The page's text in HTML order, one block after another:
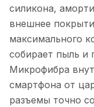
силикона,
внешнее
максимального
собирает пыль и
Микрофибра
смартфона от
разъемы точно